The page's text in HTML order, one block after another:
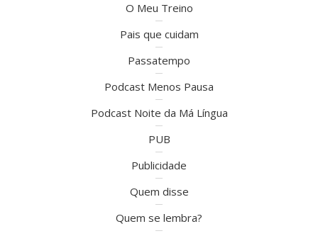
O Meu Treino
Pais que cuidam
Passatempo
Podcast Menos Pausa
Podcast Noite da Má Língua
PUB
Publicidade
Quem disse
Quem se lembra?